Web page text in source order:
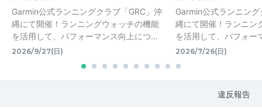
Garmin公式ランニングクラブ「GRC」沖
縄にて開催！ランニングウォッチの機能
を活用して、パフォーマンス向上につ…
2026/9/27(日)
Garmin公式ランニン
縄にて開催！ランニン
を活用して、パフォ
2026/7/26(日)
違反報告